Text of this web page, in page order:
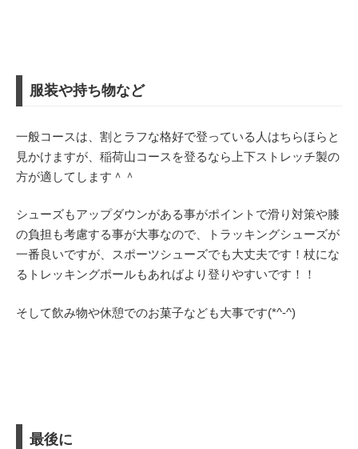
服装や持ち物など
一般コースは、割とラフな格好で登っている人はちらほらと
見かけますが、稲荷山コースを登るなら上下ストレッチ製の
方が適してします＾＾
シューズもアップダウンがある事がポイントで滑り対策や膝
の負担も考慮する事が大事なので、トラッキングシューズが
一番良いですが、スポーツシューズでも大丈夫です！杖にな
るトレッキングポールもあればより登りやすいです！！
そして飲み物や休憩でのお菓子なども大事です(*^-^)
最後に